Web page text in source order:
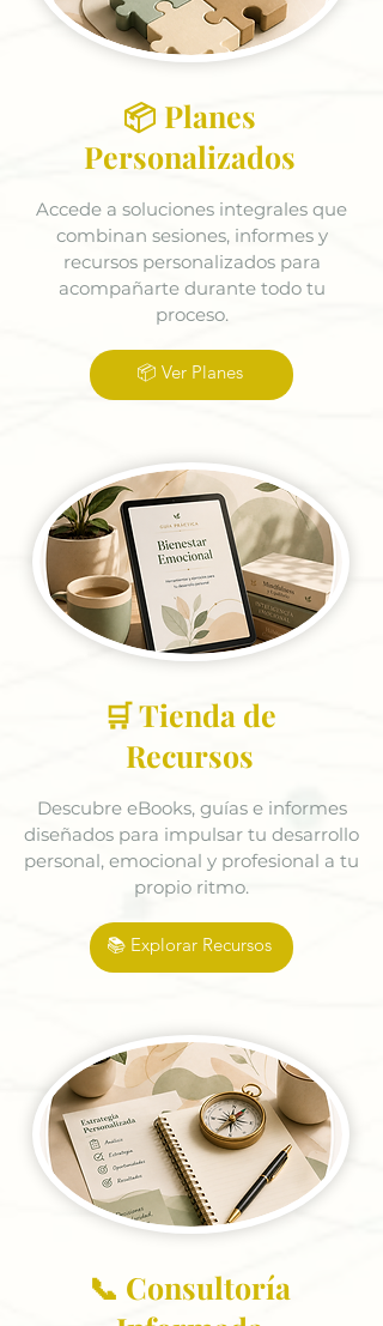
📦 Planes
Personalizados
Accede a soluciones integrales que
combinan sesiones, informes y
recursos personalizados para
acompañarte durante todo tu
proceso.
📦 Ver Planes
🛒 Tienda de
Recursos
Descubre eBooks, guías e informes
diseñados para impulsar tu desarrollo
personal, emocional y profesional a tu
propio ritmo.
📚 Explorar Recursos
📞 Consultoría